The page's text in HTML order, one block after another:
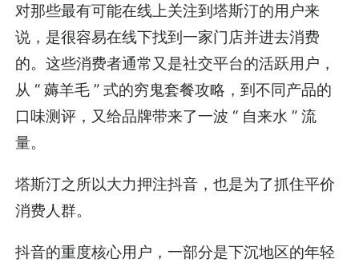
对那些最有可能在线上关注到塔斯汀的用户来
说，是很容易在线下找到一家门店并进去消费
的。这些消费者通常又是社交平台的活跃用户，
从 “ 薅羊毛 ” 式的穷鬼套餐攻略，到不同产品的
口味测评，又给品牌带来了一波 “ 自来水 ” 流
量。
塔斯汀之所以大力押注抖音，也是为了抓住平价
消费人群。
抖音的重度核心用户，一部分是下沉地区的年轻